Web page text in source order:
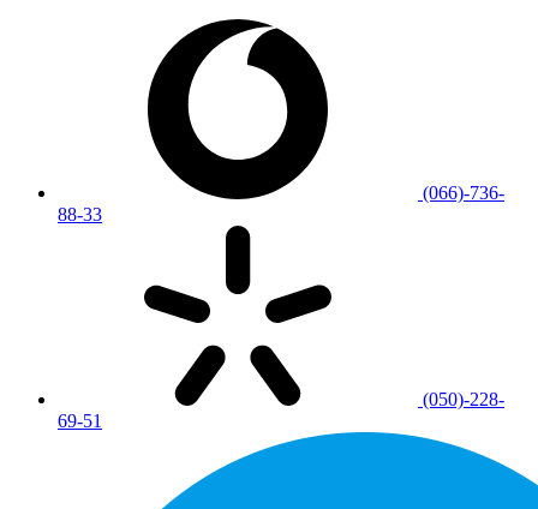
(066)-736-
88-33
(050)-228-
69-51